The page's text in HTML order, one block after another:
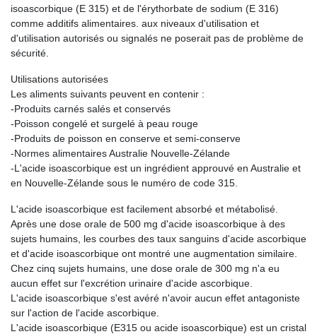
isoascorbique (E 315) et de l'érythorbate de sodium (E 316)
comme additifs alimentaires. aux niveaux d'utilisation et
d'utilisation autorisés ou signalés ne poserait pas de problème de
sécurité.
Utilisations autorisées
Les aliments suivants peuvent en contenir :
-Produits carnés salés et conservés
-Poisson congelé et surgelé à peau rouge
-Produits de poisson en conserve et semi-conserve
-Normes alimentaires Australie Nouvelle-Zélande
-L'acide isoascorbique est un ingrédient approuvé en Australie et
en Nouvelle-Zélande sous le numéro de code 315.
L'acide isoascorbique est facilement absorbé et métabolisé.
Après une dose orale de 500 mg d'acide isoascorbique à des
sujets humains, les courbes des taux sanguins d'acide ascorbique
et d'acide isoascorbique ont montré une augmentation similaire.
Chez cinq sujets humains, une dose orale de 300 mg n'a eu
aucun effet sur l'excrétion urinaire d'acide ascorbique.
L'acide isoascorbique s'est avéré n'avoir aucun effet antagoniste
sur l'action de l'acide ascorbique.
L'acide isoascorbique (E315 ou acide isoascorbique) est un cristal